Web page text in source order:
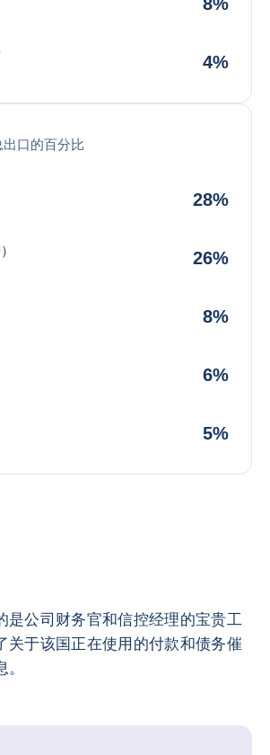
4%
出口的百分比
28%
26%
8%
6%
5%
是公司财务官和信控经理的宝贵工
关于该国正在使用的付款和债务催